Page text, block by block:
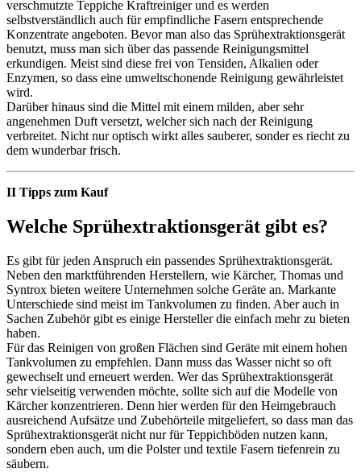
verschmutzte Teppiche Kraftreiniger und es werden
selbstverständlich auch für empfindliche Fasern entsprechende
Konzentrate angeboten. Bevor man also das Sprühextraktionsgerät
benutzt, muss man sich über das passende Reinigungsmittel
erkundigen. Meist sind diese frei von Tensiden, Alkalien oder
Enzymen, so dass eine umweltschonende Reinigung gewährleistet
wird.
Darüber hinaus sind die Mittel mit einem milden, aber sehr
angenehmen Duft versetzt, welcher sich nach der Reinigung
verbreitet. Nicht nur optisch wirkt alles sauberer, sonder es riecht zu
dem wunderbar frisch.
II Tipps zum Kauf
Welche Sprühextraktionsgerät gibt es?
Es gibt für jeden Anspruch ein passendes Sprühextraktionsgerät.
Neben den marktführenden Herstellern, wie Kärcher, Thomas und
Syntrox bieten weitere Unternehmen solche Geräte an. Markante
Unterschiede sind meist im Tankvolumen zu finden. Aber auch in
Sachen Zubehör gibt es einige Hersteller die einfach mehr zu bieten
haben.
Für das Reinigen von großen Flächen sind Geräte mit einem hohen
Tankvolumen zu empfehlen. Dann muss das Wasser nicht so oft
gewechselt und erneuert werden. Wer das Sprühextraktionsgerät
sehr vielseitig verwenden möchte, sollte sich auf die Modelle von
Kärcher konzentrieren. Denn hier werden für den Heimgebrauch
ausreichend Aufsätze und Zubehörteile mitgeliefert, so dass man das
Sprühextraktionsgerät nicht nur für Teppichböden nutzen kann,
sondern eben auch, um die Polster und textile Fasern tiefenrein zu
säubern.